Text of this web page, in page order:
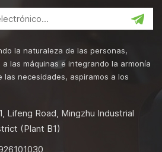
la naturaleza de las personas,
las máquinas e integrando la armonía
las necesidades, aspiramos a los
Lifeng Road, Mingzhu Industrial
(Plant B1)